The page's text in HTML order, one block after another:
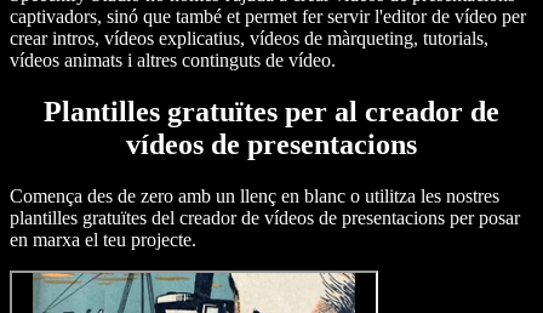
captivadors, sinó que també et permet fer servir l'editor de vídeo per
crear intros, vídeos explicatius, vídeos de màrqueting, tutorials,
vídeos animats i altres continguts de vídeo.
Plantilles gratuïtes per al creador de
vídeos de presentacions
Comença des de zero amb un llenç en blanc o utilitza les nostres
plantilles gratuïtes del creador de vídeos de presentacions per posar
en marxa el teu projecte.